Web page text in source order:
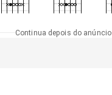
Continua depois do anúncio